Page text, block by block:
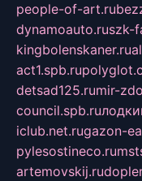
people-of-art.ru
dynamoauto.ruszk-
kingbolenskaner.ru
act1.spb.ru
detsad125.rumir-
council.spb.ru
iclub.net.rugazon-
pylesostineco.ru
artemovskij.ru